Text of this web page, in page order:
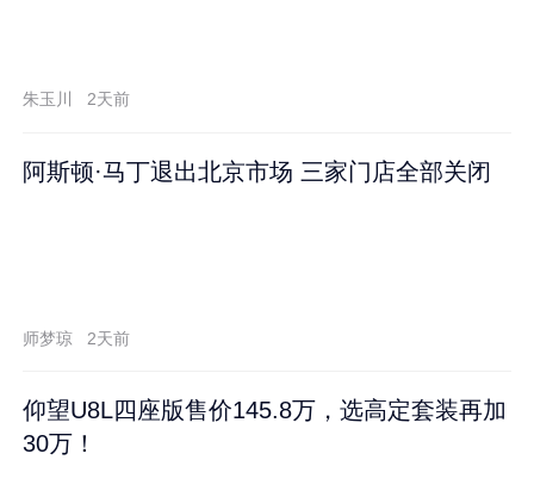
朱玉川 2天前
阿斯顿·马丁退出北京市场 三家门店全部关闭
师梦琼 2天前
仰望U8L四座版售价145.8万，选高定套装再加
30万！